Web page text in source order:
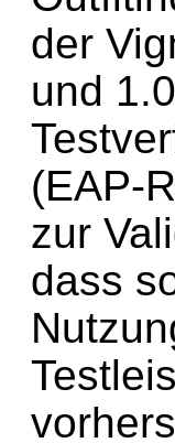
der
und
(EAP-
zur
dass